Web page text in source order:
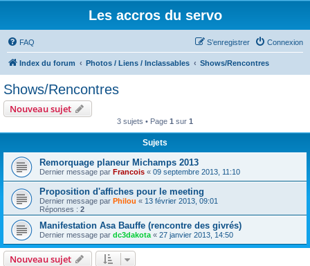
Les accros du servo
FAQ Connexion
S’enregistrer
Index du forum Photos / Liens / Inclassables Shows/Rencontres
Shows/Rencontres
Nouveau sujet
3 sujets • Page 1 sur 1
Sujets
Remorquage planeur Michamps 2013
Dernier message par Francois « 09 septembre 2013, 11:10
Proposition d'affiches pour le meeting
Dernier message par Philou « 13 février 2013, 09:01
Réponses : 2
Manifestation Asa Bauffe (rencontre des givrés)
Dernier message par dc3dakota « 27 janvier 2013, 14:50
Nouveau sujet